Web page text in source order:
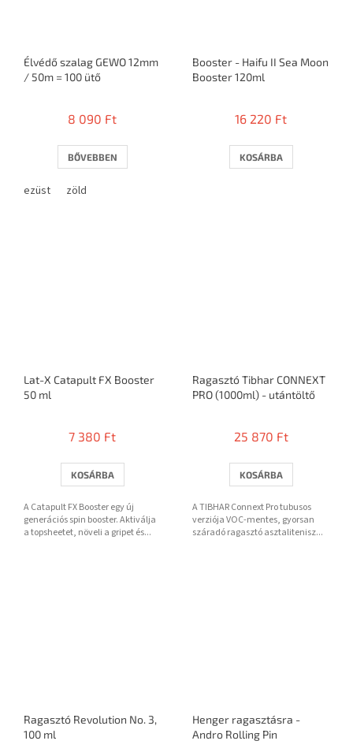
Élvédő szalag GEWO 12mm
/ 50m = 100 ütő
8 090 Ft
BŐVEBBEN
ezüst zöld
Booster - Haifu II Sea Moon
Booster 120ml
16 220 Ft
KOSÁRBA
Lat-X Catapult FX Booster
50 ml
7 380 Ft
KOSÁRBA
A Catapult FX Booster egy új
generációs spin booster. Aktiválja
a topsheetet, növeli a gripet és...
Ragasztó Tibhar CONNEXT
PRO (1000ml) - utántöltő
25 870 Ft
KOSÁRBA
A TIBHAR Connext Pro tubusos
verziója VOC-mentes, gyorsan
száradó ragasztó asztalitenisz...
Ragasztó Revolution No. 3,
100 ml
Henger ragasztásra -
Andro Rolling Pin